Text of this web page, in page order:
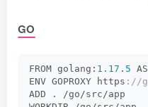
# ADD ${NAME}-
EXPOSE 80
GO
FROM golang: 1.17 . 5
ENV GOPROXY https ://
ADD . /go/src/app